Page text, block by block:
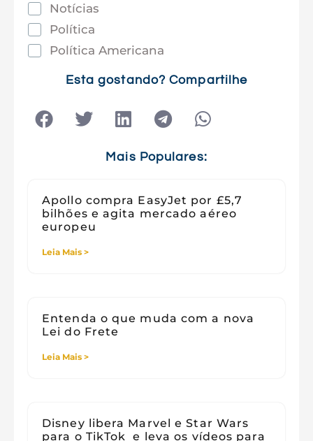
Notícias
Política
Política Americana
Tecnologia
Esta gostando? Compartilhe
Mais Populares:
Apollo compra EasyJet por £5,7
bilhões e agita mercado aéreo
europeu
Leia Mais >
Entenda o que muda com a nova
Lei do Frete
Leia Mais >
Disney libera Marvel e Star Wars
para o TikTok e leva os vídeos para